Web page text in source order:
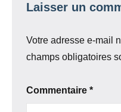
Laisser un
Votre adresse e-mail
champs obligatoires
Commentaire *